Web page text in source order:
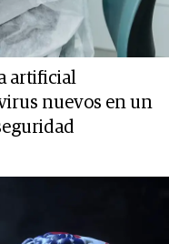
artificial
nuevos en un